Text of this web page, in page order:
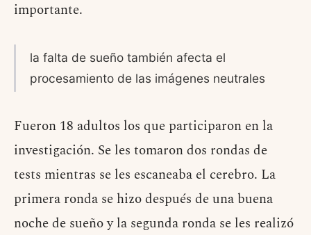
importante.
la falta de sueño también afecta el
procesamiento de las imágenes neutrales
Fueron 18 adultos los que participaron en la
investigación. Se les tomaron dos rondas de
tests mientras se les escaneaba el cerebro. La
primera ronda se hizo después de una buena
noche de sueño y la segunda ronda se les realizó